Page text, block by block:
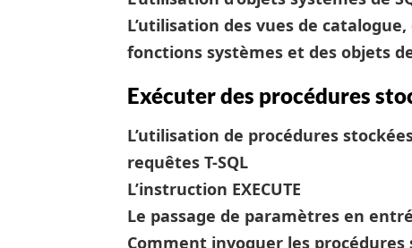
L’utilisation des vues de
fonctions systèmes et des objets
Exécuter des procédures
L’utilisation de procédures
requêtes T-SQL
L’instruction EXECUTE
Le passage de paramètres en
Comment invoquer les procédures